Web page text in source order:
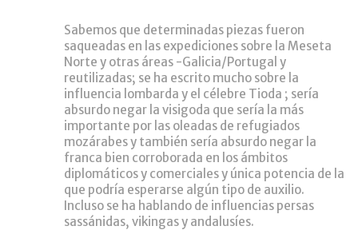
Sabemos que determinadas piezas fueron
saqueadas en las expediciones sobre la Meseta
Norte y otras áreas -Galicia/Portugal y
reutilizadas; se ha escrito mucho sobre la
influencia lombarda y el célebre Tioda ; sería
absurdo negar la visigoda que sería la más
importante por las oleadas de refugiados
mozárabes y también sería absurdo negar la
franca bien corroborada en los ámbitos
diplomáticos y comerciales y única potencia de la
que podría esperarse algún tipo de auxilio.
Incluso se ha hablando de influencias persas
sassánidas, vikingas y andalusíes.